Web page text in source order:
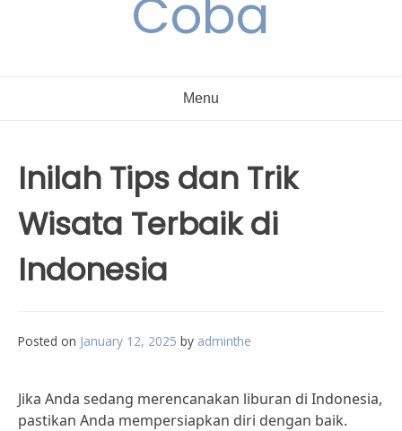
Coba
Menu
Inilah Tips dan Trik
Wisata Terbaik di
Indonesia
Posted on January 12, 2025 by adminthe
Jika Anda sedang merencanakan liburan di Indonesia,
pastikan Anda mempersiapkan diri dengan baik.